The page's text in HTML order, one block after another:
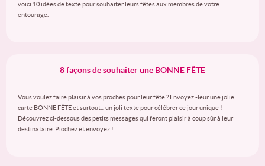
voici 10 idées de texte pour souhaiter leurs fêtes aux membres de votre
entourage.
8 façons de souhaiter une BONNE FÊTE
Vous voulez faire plaisir à vos proches pour leur fête ? Envoyez -leur une jolie
carte BONNE FÊTE et surtout... un joli texte pour célébrer ce jour unique !
Découvrez ci-dessous des petits messages qui feront plaisir à coup sûr à leur
destinataire. Piochez et envoyez !